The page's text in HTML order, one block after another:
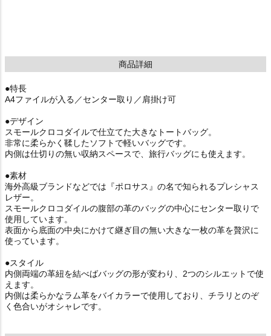
商品詳細
●特長
A4ファイルが入る／センター取り／肩掛け可
●デザイン
スモールクロコダイルで仕立てた大きなトートバッグ。
非常に柔らかく鞣したソフトで軽いバッグです。
内側は仕切りの無い収納スペースで、旅行バッグにも使えます。
●素材
海外高級ブランドなどでは『ポロサス』の名で知られるプレシャス
レザー。
スモールクロコダイルの腹部の革のバッグの中心にセンター取りで
使用しています。
表面から底面の中央にかけて継ぎ目の無い大きな一枚の革を贅沢に
使っています。
●スタイル
内側両端の革紐を結べばバッグの形が変わり、2つのシルエットで使
えます。
内側は柔らかなラム革をバイカラーで使用しており、チラリとのぞ
く色合いがオシャレです。